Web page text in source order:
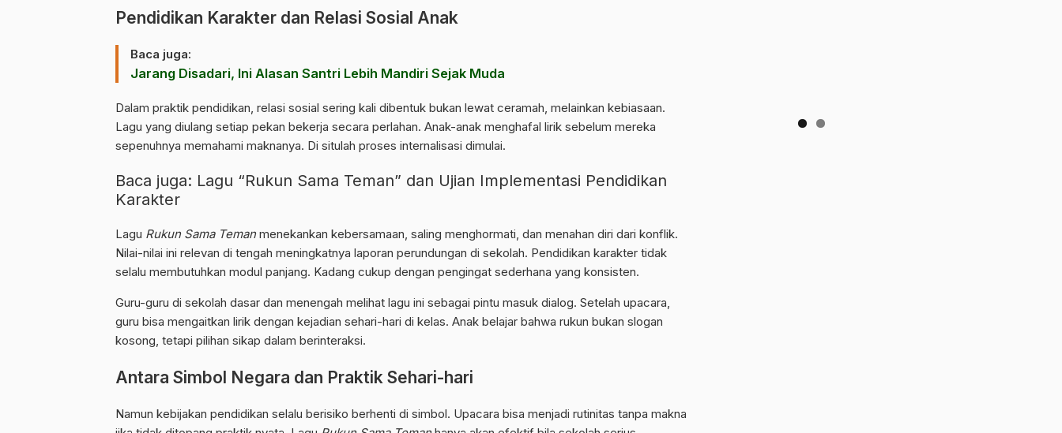
Pendidikan Karakter dan Relasi Sosial Anak
Baca juga:
Jarang Disadari, Ini Alasan Santri Lebih Mandiri Sejak Muda
Dalam praktik pendidikan, relasi sosial sering kali dibentuk bukan lewat ceramah, melainkan kebiasaan.
Lagu yang diulang setiap pekan bekerja secara perlahan. Anak-anak menghafal lirik sebelum mereka
sepenuhnya memahami maknanya. Di situlah proses internalisasi dimulai.
Baca juga: Lagu “Rukun Sama Teman” dan Ujian Implementasi Pendidikan
Karakter
Lagu Rukun Sama Temanmenekankan kebersamaan, saling menghormati, dan menahan diri dari konflik.
Nilai-nilai ini relevan di tengah meningkatnya laporan perundungan di sekolah. Pendidikan karakter tidak
selalu membutuhkan modul panjang. Kadang cukup dengan pengingat sederhana yang konsisten.
Guru-guru di sekolah dasar dan menengah melihat lagu ini sebagai pintu masuk dialog. Setelah upacara,
guru bisa mengaitkan lirik dengan kejadian sehari-hari di kelas. Anak belajar bahwa rukun bukan slogan
kosong, tetapi pilihan sikap dalam berinteraksi.
Antara Simbol Negara dan Praktik Sehari-hari
Namun kebijakan pendidikan selalu berisiko berhenti di simbol. Upacara bisa menjadi rutinitas tanpa makna